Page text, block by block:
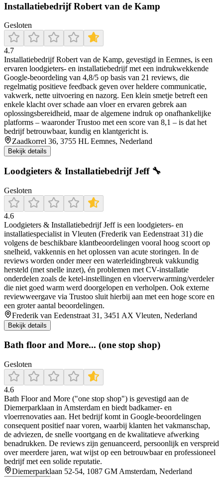
Installatiebedrijf Robert van de Kamp
Gesloten
4.7
Installatiebedrijf Robert van de Kamp, gevestigd in Eemnes, is een
ervaren loodgieters- en installatiebedrijf met een indrukwekkende
Google-beoordeling van 4,8/5 op basis van 21 reviews, die
regelmatig positieve feedback geven over heldere communicatie,
vakwerk, nette uitvoering en nazorg. Een klein smetje betreft een
enkele klacht over schade aan vloer en ervaren gebrek aan
oplossingsbereidheid, maar de algemene indruk op onafhankelijke
platforms – waaronder Trustoo met een score van 8,1 – is dat het
bedrijf betrouwbaar, kundig en klantgericht is.
Zaadkorrel 36, 3755 HL Eemnes, Nederland
Bekijk details
Loodgieters & Installatiebedrijf Jeff 🔧
Gesloten
4.6
Loodgieters & Installatiebedrijf Jeff is een loodgieters- en
installatiespecialist in Vleuten (Frederik van Eedenstraat 31) die
volgens de beschikbare klantbeoordelingen vooral hoog scoort op
snelheid, vakkennis en het oplossen van acute storingen. In de
reviews worden onder meer een waterleidingbreuk vakkundig
hersteld (met snelle inzet), én problemen met CV-installatie
onderdelen zoals de ketel-instellingen en vloerverwarming/verdeler
die niet goed warm werd doorgelopen en verholpen. Ook externe
reviewweergave via Trustoo sluit hierbij aan met een hoge score en
een groter aantal beoordelingen.
Frederik van Eedenstraat 31, 3451 AX Vleuten, Nederland
Bekijk details
Bath floor and More... (one stop shop)
Gesloten
4.6
Bath Floor and More ("one stop shop") is gevestigd aan de
Diemerparklaan in Amsterdam en biedt badkamer- en
vloerrenovaties aan. Het bedrijf komt in Google-beoordelingen
consequent positief naar voren, waarbij klanten het vakmanschap,
de adviezen, de snelle voortgang en de kwalitatieve afwerking
benadrukken. De reviews zijn genuanceerd, persoonlijk en verspreid
over meerdere jaren, wat wijst op een betrouwbaar en professioneel
bedrijf met een solide reputatie.
Diemerparklaan 52-54, 1087 GM Amsterdam, Nederland